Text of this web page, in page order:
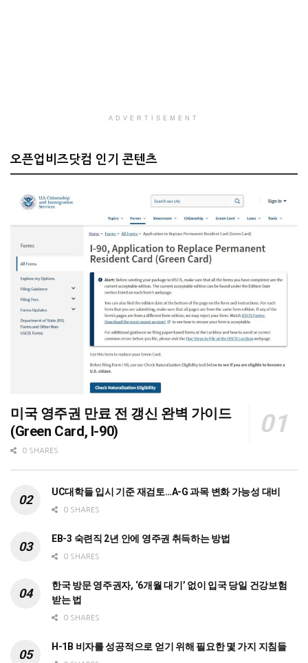
ADVERTISEMENT
오픈업비즈닷컴 인기 콘텐츠
미국 영주권 만료 전 갱신 완벽 가이드
(Green Card, I-90)
0 SHARES
UC대학들 입시 기준 재검토…A-G 과목 변화 가능성 대비
0 SHARES
EB-3 숙련직 2년 안에 영주권 취득하는 방법
0 SHARES
한국 방문 영주권자, ‘6개월 대기’ 없이 입국 당일 건강보험
받는 법
0 SHARES
H-1B 비자를 성공적으로 얻기 위해 필요한 몇 가지 지침들